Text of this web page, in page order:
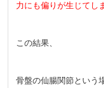
力にも偏りが生じてし
この結果、
骨盤の仙腸関節という